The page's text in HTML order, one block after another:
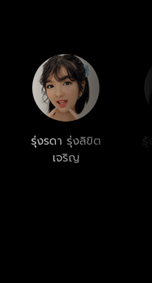
รุ่งรดา รุ่งลิขิต
เจริญ
รุ้